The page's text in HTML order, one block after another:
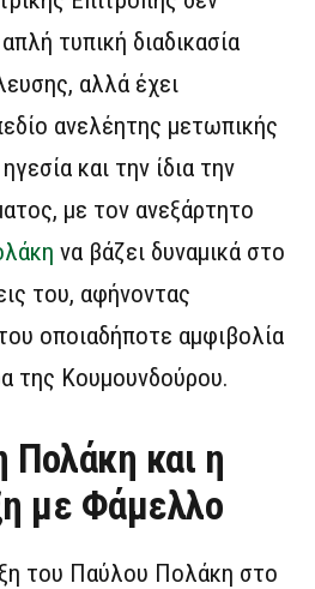
τυπική διαδικασία
αλλά έχει
ανελέητης μετωπικής
και την ίδια την
με τον ανεξάρτητο
να βάζει δυναμικά στο
του, αφήνοντας
οποιαδήποτε αμφιβολία
της Κουμουνδούρου.
και η
με Φάμελλο
του Παύλου Πολάκη στο